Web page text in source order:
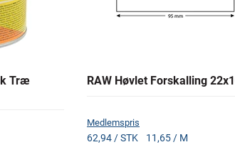
Træ
RAW Høvlet Forskalling
Medlemspris
62,94 / STK 11,65 / M